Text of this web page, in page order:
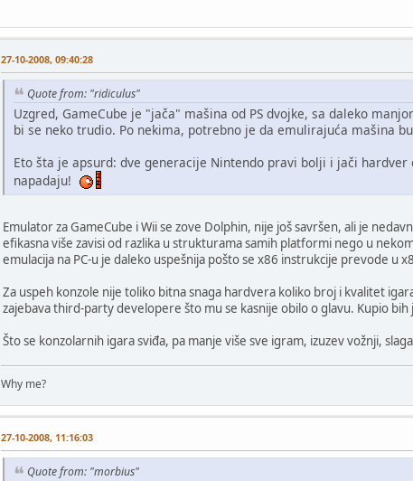
27-10-2008, 09:40:28
Quote from: "ridiculus"
Uzgred, GameCube je "jača" mašina od PS dvojke, sa daleko
bi se neko trudio. Po nekima, potrebno je da emulirajuća mašina
Eto šta je apsurd: dve generacije Nintendo pravi bolji i jači
napadaju!
Emulator za GameCube i Wii se zove Dolphin, nije još savršen, ali je
efikasna više zavisi od razlika u strukturama samih platformi nego u
emulacija na PC-u je daleko uspešnija pošto se x86 instrukcije prevode u
Za uspeh konzole nije toliko bitna snaga hardvera koliko broj i kvalitet
zajebava third-party developere što mu se kasnije obilo o glavu. Kupio bih
Što se konzolarnih igara sviđa, pa manje više sve igram, izuzev vožnji,
Why me?
27-10-2008, 11:16:03
Quote from: "morbius"